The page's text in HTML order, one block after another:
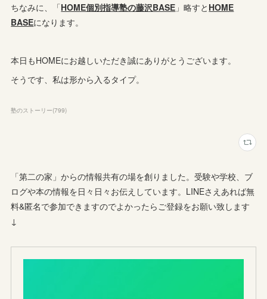
ちなみに、「HOME個別指導塾の藤沢BASE 」略すと HOME
BASEになります。
本日もHOMEにお越しいただき誠にありがとうございます。
そうです、私は形から入るタイプ。
塾のストーリー(799)
「第二の家」からの情報共有の場を創りました。受験や学校、ブ
ログや本の情報を日々日々お伝えしています。LINEさえあれば無
料&匿名で参加できますのでよかったらご登録をお願い致します
↓